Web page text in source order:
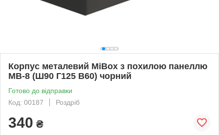
Корпус металевий MiBox з похилою панеллю
MB-8 (Ш90 Г125 В60) чорний
Готово до відправки
Код: 00187
Роздріб
340 ₴